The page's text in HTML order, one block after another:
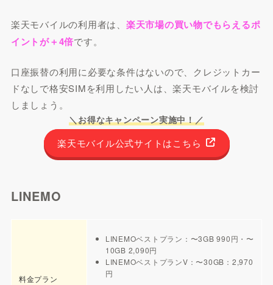
楽天モバイルの利用者は、 楽天市場の買い物でもらえるポ
イントが＋4倍です。
口座振替の利用に必要な条件はないので、クレジットカー
ドなしで格安SIMを利用したい人は、楽天モバイルを検討
しましょう。
＼お得なキャンペーン実施中！／
楽天モバイル公式サイトはこちら
LINEMO
料金プラン
LINEMOベストプラン：〜3GB 990円・〜
10GB 2,090円
LINEMOベストプランV：〜30GB：2,970
円